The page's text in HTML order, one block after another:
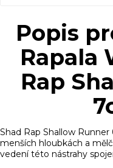
Popis
Rapala
Rap
Shad Rap Shallow
menších hloubkách a
vedení této nástrahy